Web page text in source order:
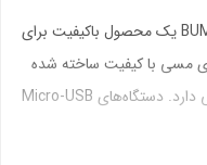
کابل شارژ بیاند مدل BUM-302 Micro-USB 2m یک محصول باکیفیت برای
مسی با کیفیت ساخته شده
است. روکش پارچه‌ای نایلونی آن دوام بالایی دارد. دستگاه‌های Micro-USB